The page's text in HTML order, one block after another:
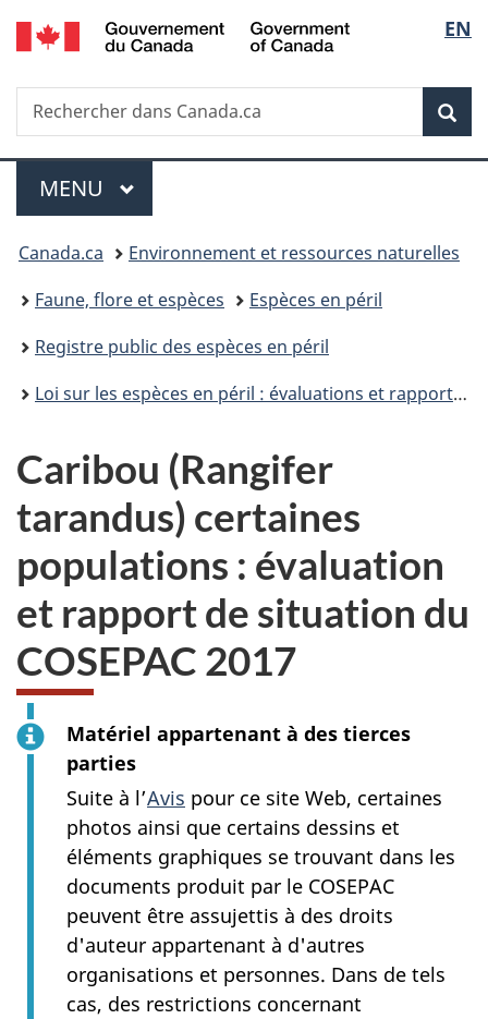
Passer
au
principal
Passer
à
Au
du
Passer
à
version
simplifiée
de
la
EN
Recherche
Rechercher
dans
Menu
MENU PRINCIPAL
Vous
êtes
ici :
Canada.ca
Environnement et ressources naturelles
Faune, flore et espèces
Espèces en péril
Registre public des espèces en péril
Loi sur les espèces en péril : évaluations et rapports de situation du COSEPAC
Caribou (Rangifer
tarandus) certaines
populations : évaluation
et rapport de situation du
COSEPAC 2017
Matériel appartenant à des tierces
parties
Suite à l’Avis pour ce site Web, certaines
photos ainsi que certains dessins et
éléments graphiques se trouvant dans les
documents produit par le COSEPAC
peuvent être assujettis à des droits
d'auteur appartenant à d'autres
organisations et personnes. Dans de tels
cas, des restrictions concernant